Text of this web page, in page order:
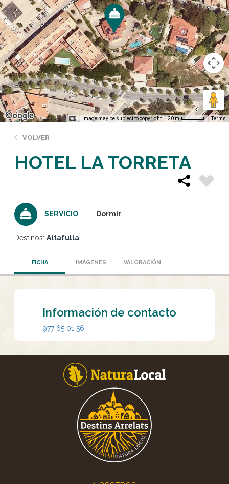
Image may be subject to copyright 20 m Terms
VOLVER
HOTEL LA TORRETA
SERVICIO Dormir
Destinos: Altafulla
FICHA IMÁGENES VALORACIÓN
Información de contacto
977 65 01 56